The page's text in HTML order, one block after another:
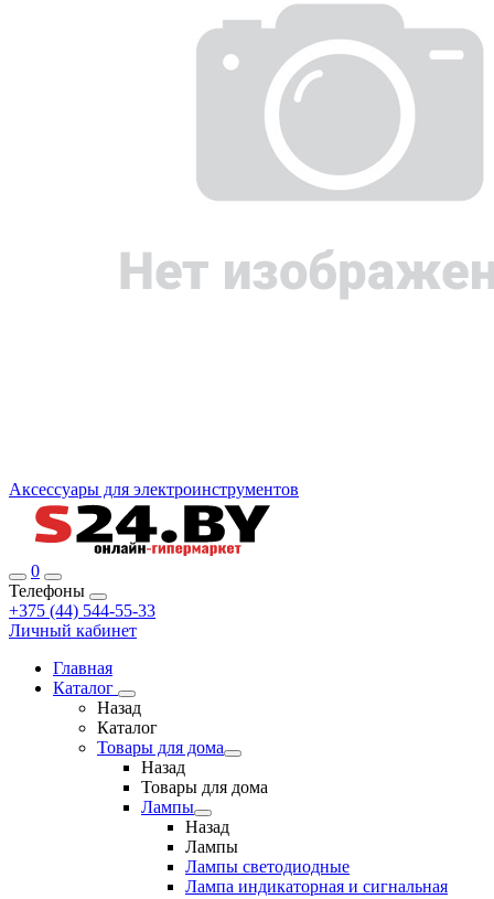
Аксессуары для электроинструментов
0
Телефоны
+375 (44) 544-55-33
Личный кабинет
Главная
Каталог
Назад
Каталог
Товары для дома
Назад
Товары для дома
Лампы
Назад
Лампы
Лампы светодиодные
Лампа индикаторная и сигнальная